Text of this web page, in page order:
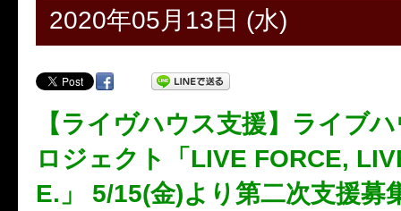
2020年05月13日 (水)
【ライヴハウス支援】ライブ
ロジェクト「LIVE FORCE,
E.」 5/15(金)より第二次支援募